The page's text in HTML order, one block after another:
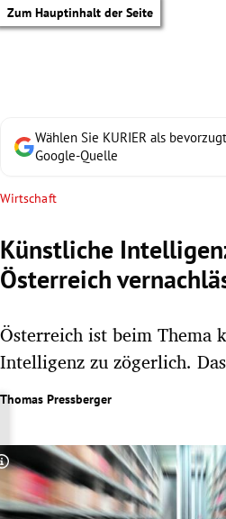
Zum Hauptinhalt der Seite
Untermenü
Untermenü
Wählen Sie KURIER als
Google-Quelle
Wirtschaft
Künstliche
Österreich
Österreich ist beim Thema
Intelligenz zu zögerlich.
Thomas Pressberger
Copyright-Hinweis öffnen/schließen